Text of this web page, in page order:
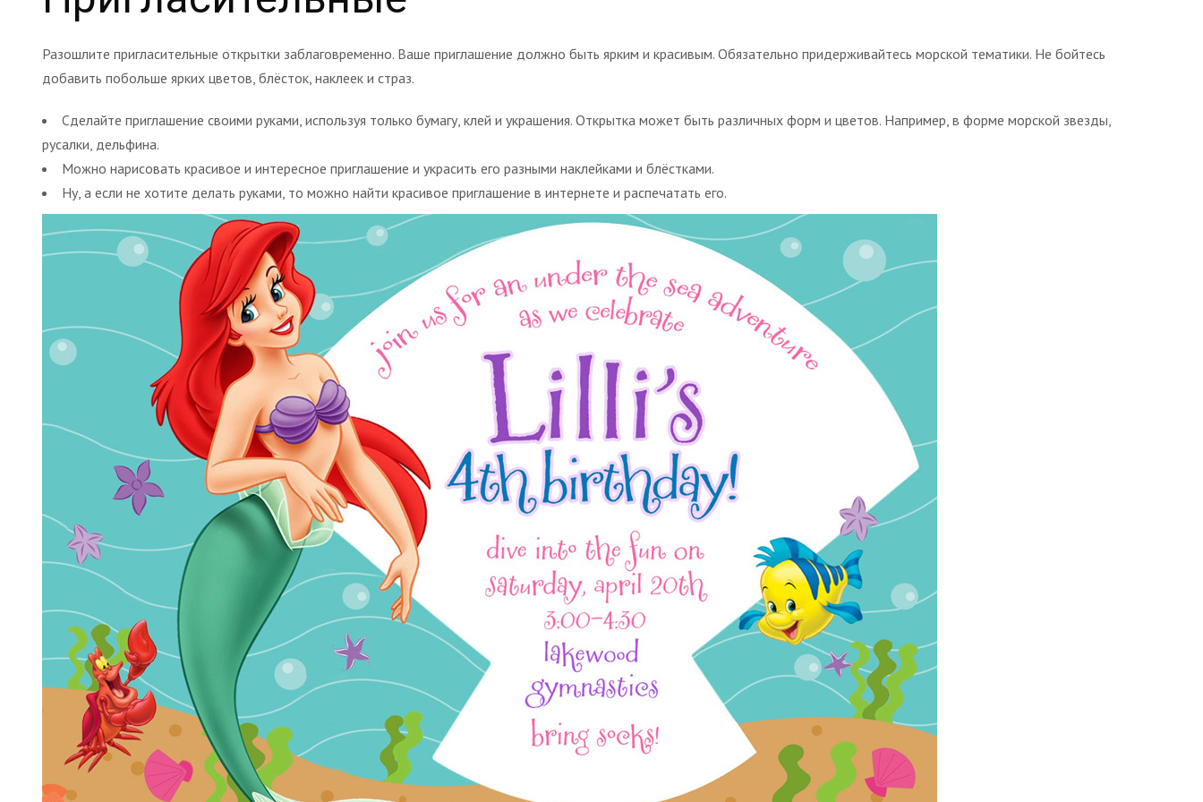
Разошлите пригласительные открытки заблаговременно. Ваше приглашение должно быть ярким и красивым. Обязательно придерживайтесь морской тематики. Не бойтесь
добавить побольше ярких цветов, блёсток, наклеек и страз.
Сделайте приглашение своими руками, используя только бумагу, клей и украшения. Открытка может быть различных форм и цветов. Например, в форме морской звезды,
русалки, дельфина.
Можно нарисовать красивое и интересное приглашение и украсить его разными наклейками и блёстками.
Ну, а если не хотите делать руками, то можно найти красивое приглашение в интернете и распечатать его.